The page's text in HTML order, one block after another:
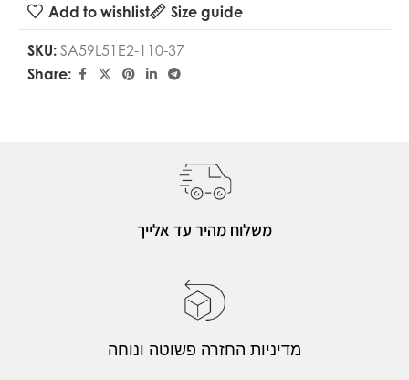
Add to wishlist
Size guide
SKU: SA59L51E2-110-37
Share:
משלוח מהיר עד אלייך
מדיניות החזרה פשוטה ונוחה